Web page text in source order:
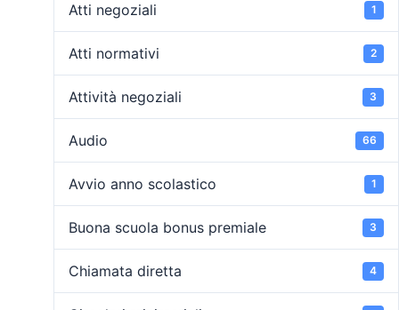
Atti negoziali 1
Atti normativi 2
Attività negoziali 3
Audio 66
Avvio anno scolastico 1
Buona scuola bonus premiale 3
Chiamata diretta 4